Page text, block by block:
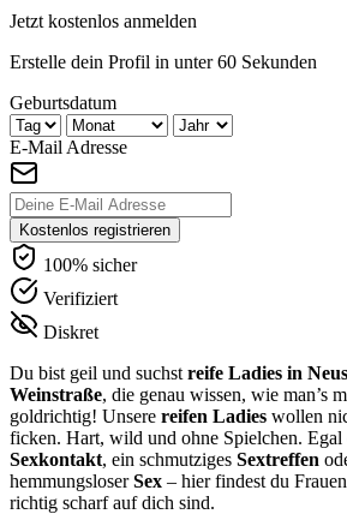
Jetzt kostenlos anmelden
Erstelle dein Profil in unter 60 Sekunden
Geburtsdatum
E-Mail Adresse
Kostenlos registrieren
100% sicher
Verifiziert
Diskret
Du bist geil und suchst reife Ladies in
Weinstraße, die genau wissen, wie man’s
goldrichtig! Unsere reifen Ladies wollen
ficken. Hart, wild und ohne Spielchen. Egal
Sexkontakt, ein schmutziges Sextreffen
hemmungsloserSex – hier findest du
richtig scharf auf dich sind.